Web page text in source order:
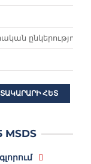
ընկերություն
ՀԵՏ